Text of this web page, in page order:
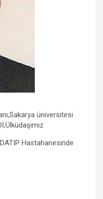
üniversitesi
Hastahanesinde